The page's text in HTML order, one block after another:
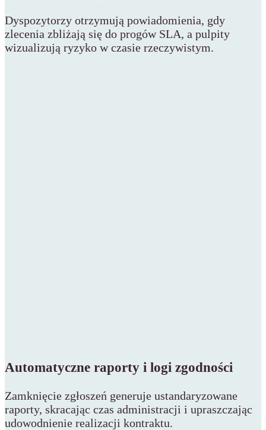
Dyspozytorzy otrzymują powiadomienia, gdy
zlecenia zbliżają się do progów SLA, a pulpity
wizualizują ryzyko w czasie rzeczywistym.
Automatyczne raporty i logi zgodności
Zamknięcie zgłoszeń generuje ustandaryzowane
raporty, skracając czas administracji i upraszczając
udowodnienie realizacji kontraktu.